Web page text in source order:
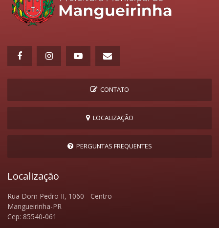
CONTATO
LOCALIZAÇÃO
PERGUNTAS FREQUENTES
Localização
Rua Dom Pedro II, 1060 - Centro
Mangueirinha-PR
Cep: 85540-061